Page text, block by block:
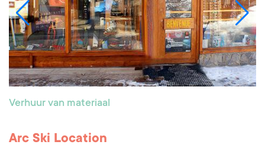
Verhuur van materiaal
Arc Ski Location